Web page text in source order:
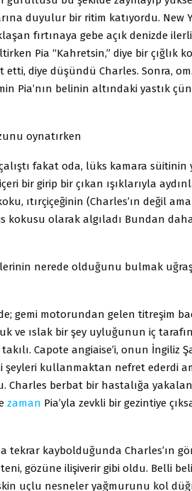
duyulur bir ritim katıyordu. New
fırtınaya gebe açık denizde
Pia “Kahretsin,” diye bir çığlık
etti, diye düşündü Charles. Sonra,
Pia’nın belinin altındaki yastık
oynatırken
fakat oda, lüks kamara süitinin
bir girip bir çıkan ışıklarıyla
ıtırçiçeğinin (Charles’ın değil ama
kokusu olarak algıladı Bundan
nerede olduğunu bulmak
gemi motorundan gelen titreşim
ve ıslak bir şey uyluğunun iç
Capote angiaise’i, onun İngiliz
şeyleri kullanmaktan nefret ederdi
Charles berbat bir hastalığa
zaman Pia’yla zevkli bir gezintiye
tekrar kaybolduğunda Charles’ın
gözüne ilişiverir gibi oldu. Belli
uçlu nesneler yağmurunu kol